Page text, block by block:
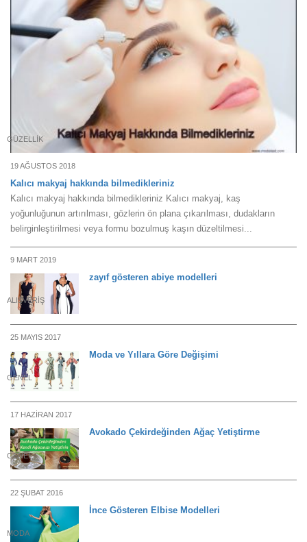
GÜZELLIK
19 AĞUSTOS 2018
Kalıcı makyaj hakkında bilmedikleriniz
Kalıcı makyaj hakkında bilmedikleriniz Kalıcı makyaj, kaş
yoğunluğunun artırılması, gözlerin ön plana çıkarılması, dudakların
belirginleştirilmesi veya formu bozulmuş kaşın düzeltilmesi...
9 MART 2019
ALIŞVERIŞ
zayıf gösteren abiye modelleri
25 MAYIS 2017
GENEL
Moda ve Yıllara Göre Değişimi
17 HAZIRAN 2017
GENEL
Avokado Çekirdeğinden Ağaç Yetiştirme
22 ŞUBAT 2016
MODA
İnce Gösteren Elbise Modelleri